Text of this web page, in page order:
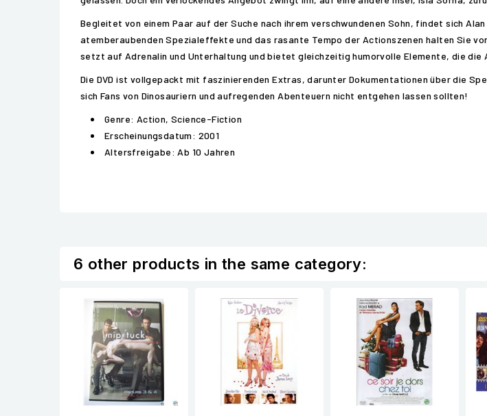
Begleitet von einem Paar auf der Suche nach ihrem verschwundenen Sohn, findet sich
atemberaubenden Spezialeffekte und das rasante Tempo der Actionszenen halten Sie
setzt auf Adrenalin und Unterhaltung und bietet gleichzeitig humorvolle Elemente, die die
Die DVD ist vollgepackt mit faszinierenden Extras, darunter Dokumentationen über die
sich Fans von Dinosauriern und aufregenden Abenteuern nicht entgehen lassen sollten!
Genre: Action, Science-Fiction
Erscheinungsdatum: 2001
Altersfreigabe: Ab 10 Jahren
6 other products in the same category: